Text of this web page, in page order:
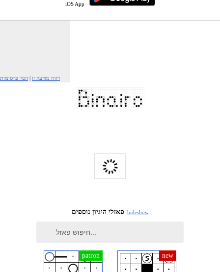
iOS App
הסר פרסומות | דווח מודעה זו
פאזלי היגיון נוספים hideshow